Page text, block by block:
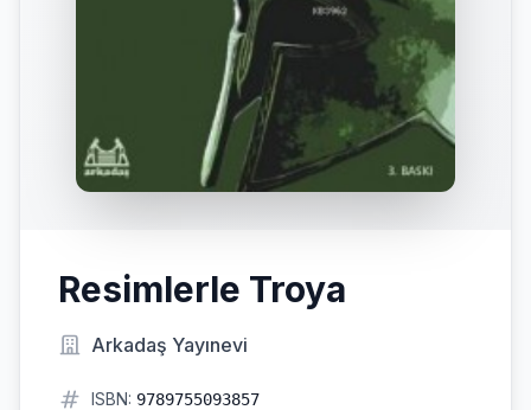
Resimlerle Troya
Arkadaş Yayınevi
ISBN: 9789755093857